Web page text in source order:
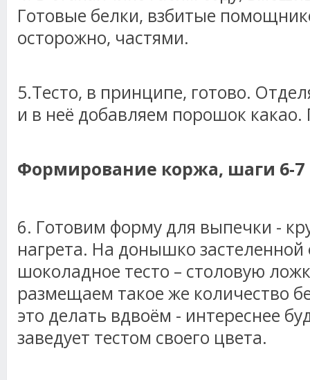
Готовые белки, взбитые
осторожно, частями.
5.Тесто, в принципе, готово.
и в неё добавляем порошок
Формирование коржа, шаги 6-7
6. Готовим форму для выпечки -
нагрета. На донышко
шоколадное тесто – столовую
размещаем такое же количество
это делать вдвоём - интереснее
заведует тестом своего цвета.